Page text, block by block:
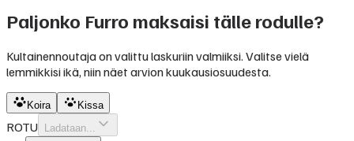
Paljonko Furro maksaisi tälle rodulle?
Kultainennoutaja on valittu laskuriin valmiiksi. Valitse vielä
lemmikkisi ikä, niin näet arvion kuukausiosuudesta.
Koira Kissa
ROTU Ladataan...